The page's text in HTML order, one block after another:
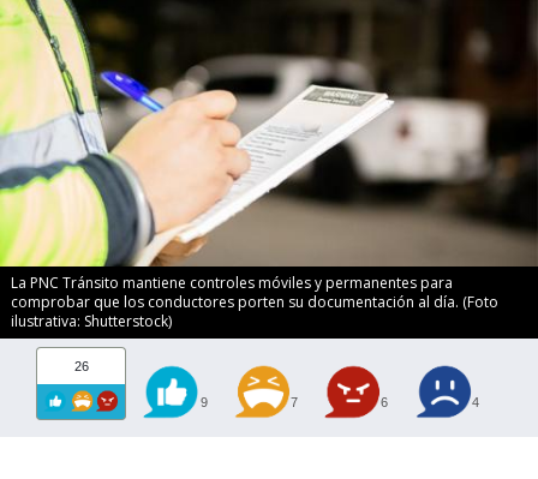
La PNC Tránsito mantiene controles móviles y permanentes para
comprobar que los conductores porten su documentación al día. (Foto
ilustrativa: Shutterstock)
26
9 7 6 4